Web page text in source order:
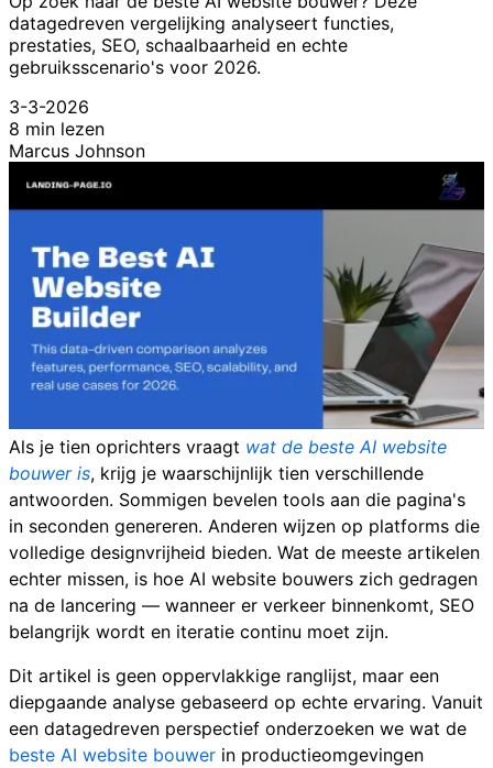
datagedreven vergelijking analyseert functies,
prestaties, SEO, schaalbaarheid en echte
gebruiksscenario's voor 2026.
3-3-2026
8 min lezen
Marcus Johnson
Als je tien oprichters vraagt wat de beste AI website
bouwer is, krijg je waarschijnlijk tien verschillende
antwoorden. Sommigen bevelen tools aan die pagina's
in seconden genereren. Anderen wijzen op platforms die
volledige designvrijheid bieden. Wat de meeste artikelen
echter missen, is hoe AI website bouwers zich gedragen
na de lancering — wanneer er verkeer binnenkomt, SEO
belangrijk wordt en iteratie continu moet zijn.
Dit artikel is geen oppervlakkige ranglijst, maar een
diepgaande analyse gebaseerd op echte ervaring. Vanuit
een datagedreven perspectief onderzoeken we wat de
beste AI website bouwer in productieomgevingen